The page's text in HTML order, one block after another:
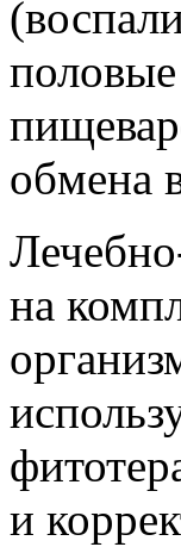
половые
обмена
на
и